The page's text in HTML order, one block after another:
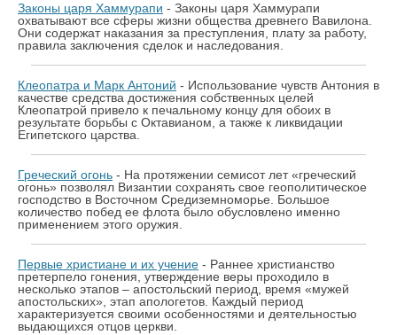
Законы царя Хаммурапи - Законы царя Хаммурапи
охватывают все сферы жизни общества древнего Вавилона.
Они содержат наказания за преступления, плату за работу,
правила заключения сделок и наследования.
Клеопатра и Марк Антоний - Использование чувств Антония в
качестве средства достижения собственных целей
Клеопатрой привело к печальному концу для обоих в
результате борьбы с Октавианом, а также к ликвидации
Египетского царства.
Греческий огонь - На протяжении семисот лет «греческий
огонь» позволял Византии сохранять свое геополитическое
господство в Восточном Средиземноморье. Большое
количество побед ее флота было обусловлено именно
применением этого оружия.
Первые христиане и их учение - Раннее христианство
претерпело гонения, утверждение веры проходило в
несколько этапов – апостольский период, время «мужей
апостольских», этап апологетов. Каждый период
характеризуется своими особенностями и деятельностью
выдающихся отцов церкви.